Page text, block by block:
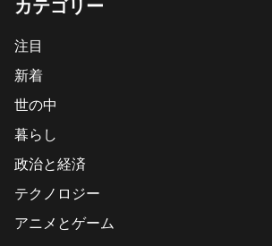
注目
新着
世の中
暮らし
政治と経済
テクノロジー
アニメとゲーム